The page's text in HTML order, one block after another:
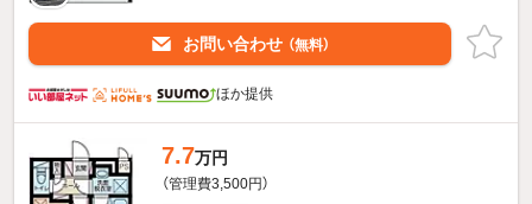
お問い合わせ （無料）
ほか提供
7.7万円
（管理費3,500円）